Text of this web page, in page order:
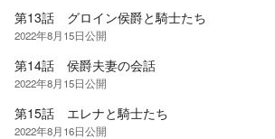
第13話 グロイン侯爵と騎士たち
2022年8月15日公開
第14話 侯爵夫妻の会話
2022年8月15日公開
第15話 エレナと騎士たち
2022年8月16日公開